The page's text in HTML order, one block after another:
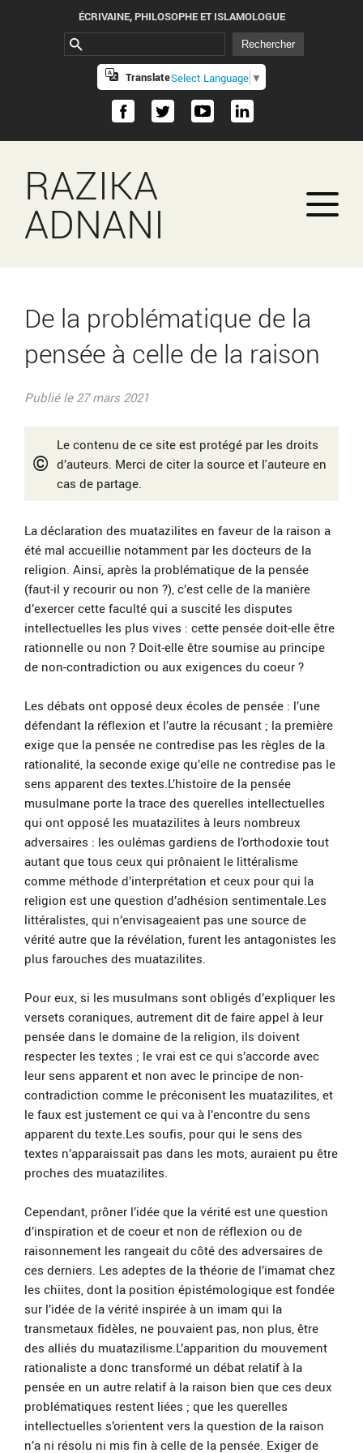
ÉCRIVAINE, PHILOSOPHE ET ISLAMOLOGUE
TranslateSelect Language ▼
RAZIKA
ADNANI
De la problématique de la
pensée à celle de la raison
Publié le 27 mars 2021
©
Le contenu de ce site est protégé par les droits
d’auteurs. Merci de citer la source et l'auteure en
cas de partage.
La déclaration des muatazilites en faveur de la raison a
été mal accueillie notamment par les docteurs de la
religion. Ainsi, après la problématique de la pensée
(faut-il y recourir ou non ?), c’est celle de la manière
d’exercer cette faculté qui a suscité les disputes
intellectuelles les plus vives : cette pensée doit-elle être
rationnelle ou non ? Doit-elle être soumise au principe
de non-contradiction ou aux exigences du coeur ?
Les débats ont opposé deux écoles de pensée : l’une
défendant la réflexion et l’autre la récusant ; la première
exige que la pensée ne contredise pas les règles de la
rationalité, la seconde exige qu’elle ne contredise pas le
sens apparent des textes.L’histoire de la pensée
musulmane porte la trace des querelles intellectuelles
qui ont opposé les muatazilites à leurs nombreux
adversaires : les oulémas gardiens de l’orthodoxie tout
autant que tous ceux qui prônaient le littéralisme
comme méthode d’interprétation et ceux pour qui la
religion est une question d’adhésion sentimentale.Les
littéralistes, qui n’envisageaient pas une source de
vérité autre que la révélation, furent les antagonistes les
plus farouches des muatazilites.
Pour eux, si les musulmans sont obligés d’expliquer les
versets coraniques, autrement dit de faire appel à leur
pensée dans le domaine de la religion, ils doivent
respecter les textes ; le vrai est ce qui s’accorde avec
leur sens apparent et non avec le principe de non-
contradiction comme le préconisent les muatazilites, et
le faux est justement ce qui va à l’encontre du sens
apparent du texte.Les soufis, pour qui le sens des
textes n’apparaissait pas dans les mots, auraient pu être
proches des muatazilites.
Cependant, prôner l’idée que la vérité est une question
d’inspiration et de coeur et non de réflexion ou de
raisonnement les rangeait du côté des adversaires de
ces derniers. Les adeptes de la théorie de l’imamat chez
les chiites, dont la position épistémologique est fondée
sur l’idée de la vérité inspirée à un imam qui la
transmetaux fidèles, ne pouvaient pas, non plus, être
des alliés du muatazilisme.L’apparition du mouvement
rationaliste a donc transformé un débat relatif à la
pensée en un autre relatif à la raison bien que ces deux
problématiques restent liées ; que les querelles
intellectuelles s’orientent vers la question de la raison
n’a ni résolu ni mis fin à celle de la pensée. Exiger de